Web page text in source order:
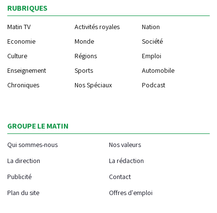
RUBRIQUES
Matin TV Activités royales
Nation
Economie
Monde
Société
Culture
Régions
Emploi
Enseignement
Sports
Automobile
Chroniques
Nos Spéciaux Podcast
GROUPE LE MATIN
Qui sommes-nous
Nos valeurs
La direction
La rédaction
Publicité
Contact
Plan du site
Offres d'emploi